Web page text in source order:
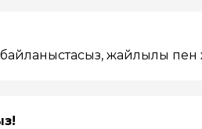
жайлылық пен